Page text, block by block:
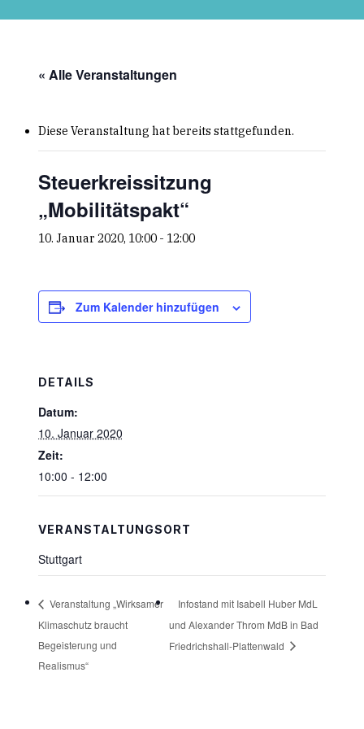
« Alle Veranstaltungen
Diese Veranstaltung hat bereits stattgefunden.
Steuerkreissitzung
„Mobilitätspakt“
10. Januar 2020, 10:00- 12:00
Zum Kalender hinzufügen
DETAILS
Datum:
10. Januar 2020
Zeit:
10:00 - 12:00
VERANSTALTUNGSORT
Stuttgart
Veranstaltung „Wirksamer
Klimaschutz braucht
Begeisterung und
Realismus“
Infostand mit Isabell Huber MdL
und Alexander Throm MdB in Bad
Friedrichshall-Plattenwald